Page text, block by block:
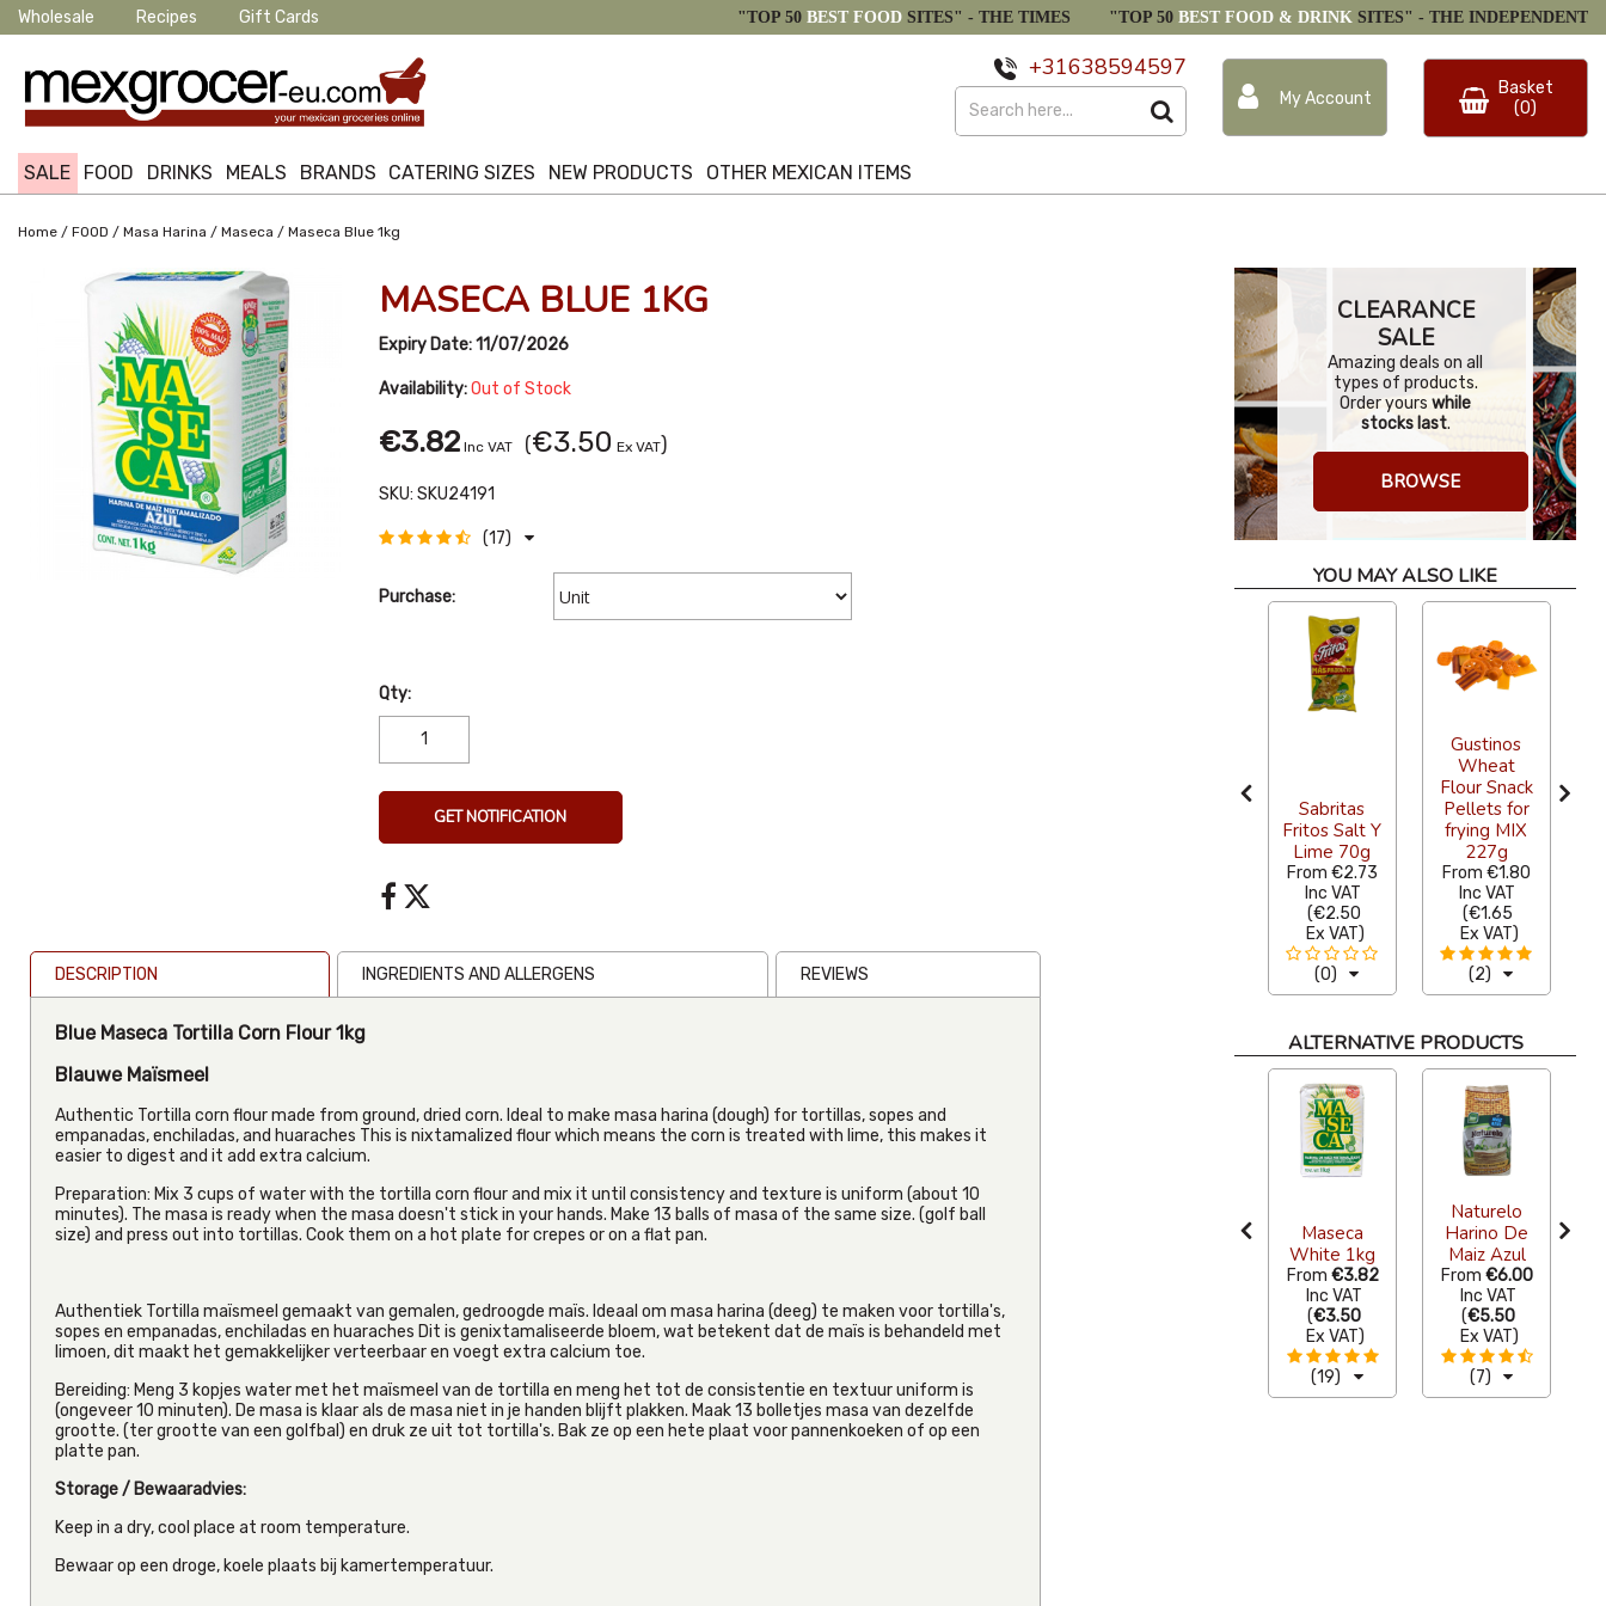
Wholesale Recipes Gift Cards "TOP 50 BEST FOOD SITES" - THE TIMES "TOP 50 BEST FOOD & DRINK SITES" - THE INDEPENDENT
SALE FOOD DRINKS MEALS BRANDS CATERING SIZES NEW PRODUCTS OTHER MEXICAN ITEMS
+31638594597
My Account
Basket
(0)
Home / FOOD / Masa Harina / Maseca / Maseca Blue 1kg
MASECA BLUE 1KG
Expiry Date:11/07/2026
Availability:Out of Stock
€3.82 Inc VAT (€3.50 Ex VAT)
SKU: SKU24191
(17)
Purchase:
Qty:
GET NOTIFICATION
DESCRIPTION INGREDIENTS AND ALLERGENS REVIEWS
Blue Maseca Tortilla Corn Flour 1kg
Blauwe Maïsmeel
Authentic Tortilla corn flour made from ground, dried corn. Ideal to make masa harina (dough) for tortillas, sopes and
empanadas, enchiladas, and huaraches This is nixtamalized flour which means the corn is treated with lime, this makes it
easier to digest and it add extra calcium.
Preparation: Mix 3 cups of water with the tortilla corn flour and mix it until consistency and texture is uniform (about 10
minutes). The masa is ready when the masa doesn't stick in your hands. Make 13 balls of masa of the same size. (golf ball
size) and press out into tortillas. Cook them on a hot plate for crepes or on a flat pan.
Authentiek Tortilla maïsmeel gemaakt van gemalen, gedroogde maïs. Ideaal om masa harina (deeg) te maken voor tortilla's,
sopes en empanadas, enchiladas en huaraches Dit is genixtamaliseerde bloem, wat betekent dat de maïs is behandeld met
limoen, dit maakt het gemakkelijker verteerbaar en voegt extra calcium toe.
Bereiding: Meng 3 kopjes water met het maïsmeel van de tortilla en meng het tot de consistentie en textuur uniform is
(ongeveer 10 minuten). De masa is klaar als de masa niet in je handen blijft plakken. Maak 13 bolletjes masa van dezelfde
grootte. (ter grootte van een golfbal) en druk ze uit tot tortilla's. Bak ze op een hete plaat voor pannenkoeken of op een
platte pan.
Storage / Bewaaradvies:
Keep in a dry, cool place at room temperature.
Bewaar op een droge, koele plaats bij kamertemperatuur.
CLEARANCE
SALE
Amazing deals on all
types of products.
Order yours while
stocks last.
BROWSE
YOU MAY ALSO LIKE
Sabritas
Fritos Salt Y
Lime 70g
From €2.73
Inc VAT
(€2.50
Ex VAT)
(0)
Gustinos
Wheat
Flour Snack
Pellets for
frying MIX
227g
From €1.80
Inc VAT
(€1.65
Ex VAT)
(2)
ALTERNATIVE PRODUCTS
(
Ex VAT
Maseca
White 1kg
From €3.82
Inc VAT
(€3.50
Ex VAT)
(19)
Naturelo
Harino De
Maiz Azul
From €6.00
Inc VAT
(€5.50
Ex VAT)
(7)